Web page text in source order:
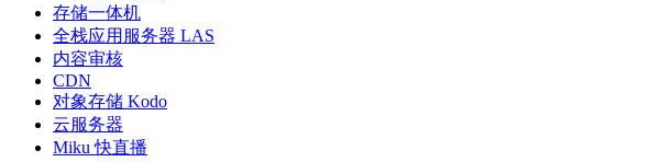
存储一体机
全栈应用服务器 LAS
内容审核
CDN
对象存储 Kodo
云服务器
Miku 快直播